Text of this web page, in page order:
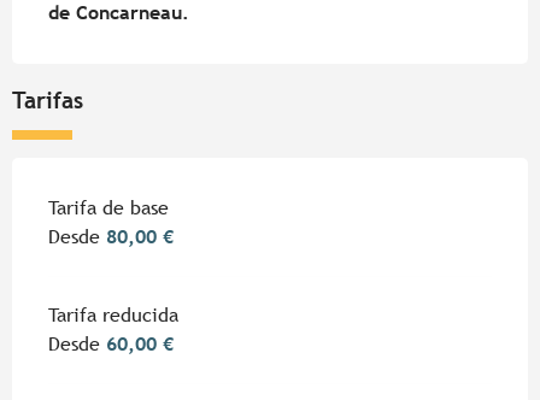
de Concarneau.
Tarifas
Tarifa de base
Desde 80,00 €
Tarifa reducida
Desde 60,00 €